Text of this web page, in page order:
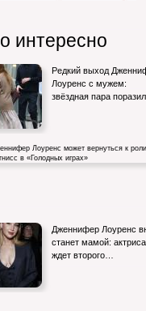
интересно
Редкий выход
Лоуренс с мужем:
звёздная пара
Лоуренс может вернуться к
в «Голодных…
Дженнифер Лоуренс
станет мамой: актриса
ждет второго…